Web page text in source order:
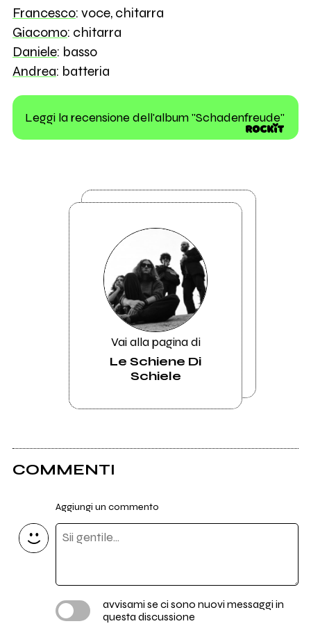
Francesco: voce, chitarra
Giacomo: chitarra
Daniele: basso
Andrea: batteria
Leggi la recensione dell'album "Schadenfreude"
Vai alla pagina di
Le Schiene Di
Schiele
COMMENTI
Aggiungi un commento
avvisami se ci sono nuovi messaggi in
questa discussione